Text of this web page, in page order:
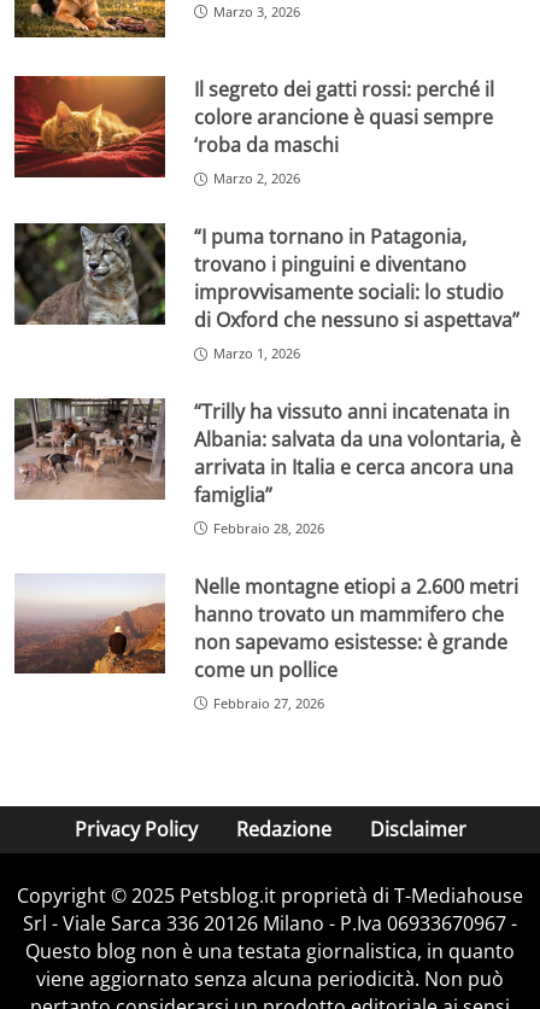
Marzo 3, 2026
Il segreto dei gatti rossi: perché il
colore arancione è quasi sempre
‘roba da maschi
Marzo 2, 2026
“I puma tornano in Patagonia,
trovano i pinguini e diventano
improvvisamente sociali: lo studio
di Oxford che nessuno si aspettava”
Marzo 1, 2026
“Trilly ha vissuto anni incatenata in
Albania: salvata da una volontaria, è
arrivata in Italia e cerca ancora una
famiglia”
Febbraio 28, 2026
Nelle montagne etiopi a 2.600 metri
hanno trovato un mammifero che
non sapevamo esistesse: è grande
come un pollice
Febbraio 27, 2026
Privacy Policy Redazione Disclaimer
Copyright © 2025 Petsblog.it proprietà di T-Mediahouse
Srl - Viale Sarca 336 20126 Milano - P.Iva 06933670967 -
Questo blog non è una testata giornalistica, in quanto
viene aggiornato senza alcuna periodicità. Non può